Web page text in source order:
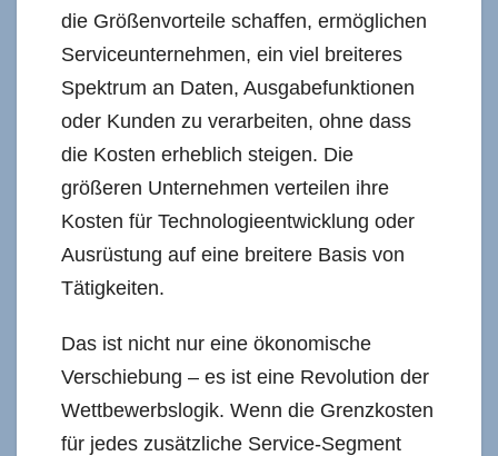
die Größenvorteile schaffen, ermöglichen
Serviceunternehmen, ein viel breiteres
Spektrum an Daten, Ausgabefunktionen
oder Kunden zu verarbeiten, ohne dass
die Kosten erheblich steigen. Die
größeren Unternehmen verteilen ihre
Kosten für Technologieentwicklung oder
Ausrüstung auf eine breitere Basis von
Tätigkeiten.
Das ist nicht nur eine ökonomische
Verschiebung – es ist eine Revolution der
Wettbewerbslogik. Wenn die Grenzkosten
für jedes zusätzliche Service-Segment